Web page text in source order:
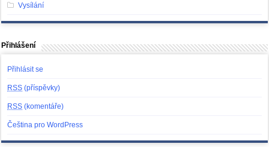
Vysílání
Přihlášení
Přihlásit se
RSS (příspěvky)
RSS (komentáře)
Čeština pro WordPress